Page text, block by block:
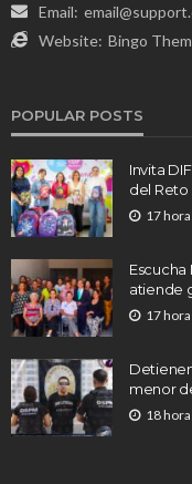
Email:
Website: Bingo
POPULAR POSTS
Invita
del Reto
17
Escucha
atiende
17
menor
18